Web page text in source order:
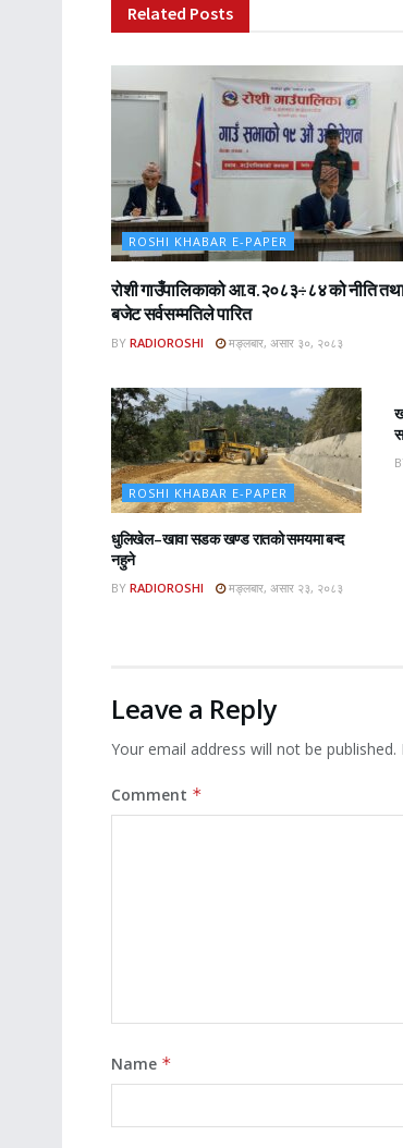
Related Posts
ROSHI KHABAR E-PAPER
रोशी गाउँपालिकाको आ.व.२०८३÷८४ को नीति
बजेट सर्वसम्मतिले पारित
BY RADIOROSHI मङ्लबार, असार ३०, २०८३
ROSHI KHABAR E-PAPER
धुलिखेल–खावा सडक खण्ड रातको समयमा बन्द
नहुने
BY RADIOROSHI मङ्लबार, असार २३, २०८३
Leave a Reply
Your email address will not be published.
Comment *
Name *